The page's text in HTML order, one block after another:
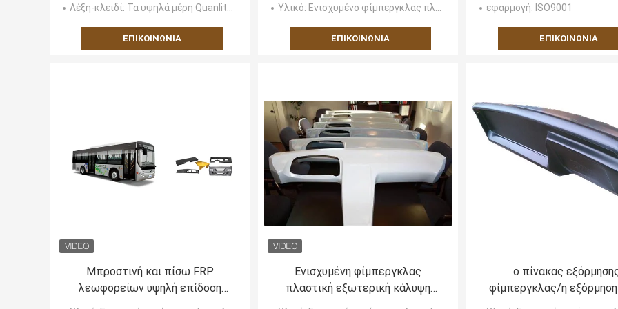
Λέξη-κλειδί: Τα υψηλά μέρη Quanlity, κύβος πετούν το αυτόματο ανταλλακτικό, cnc γυρίζοντας μέρη, αυτόματα μέρη αυ
ΕΠΙΚΟΙΝΩΝΊΑ
Υλικό: Ενισχυμένο φίμπεργκλας πλαστικό
ΕΠΙΚΟΙΝΩΝΊΑ
περιποίησης/
εφαρμογή: ISO9001
ΕΠΙΚΟΙΝΩΝΊΑ
Μπροστινή και πίσω FRP
λεωφορείων υψηλή επίδοση
επιφάνειας μελών του σώματος
Ενισχυμένη φίμπεργκλας
πλαστική εξωτερική κάλυψη
επιτροπής σώματος
ο πίνακας
φίμπεργκλας/η εξόρμηση
κονσόλα φίμπεργκλας/